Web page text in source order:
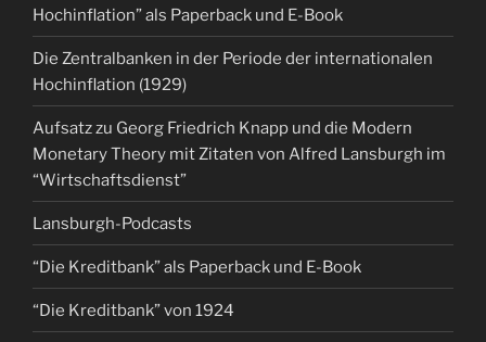
Hochinflation” als Paperback und E-Book
Die Zentralbanken in der Periode der internationalen
Hochinflation (1929)
Aufsatz zu Georg Friedrich Knapp und die Modern
Monetary Theory mit Zitaten von Alfred Lansburgh im
“Wirtschaftsdienst”
Lansburgh-Podcasts
“Die Kreditbank” als Paperback und E-Book
“Die Kreditbank” von 1924